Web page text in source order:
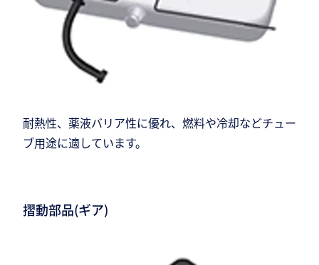
耐熱性、薬液バリア性に優れ、燃料や冷却などチュー
ブ用途に適しています。
摺動部品(ギア)